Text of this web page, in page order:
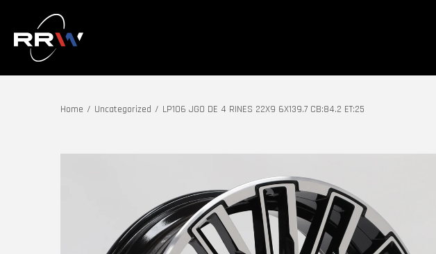
Home / Uncategorized / LP106 JGO DE 4 RINES 22X9 6X139.7 CB:84.2 ET:25